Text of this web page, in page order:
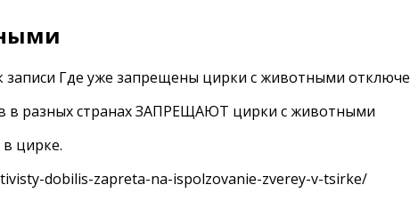
записи Где уже запрещены цирки с животными
в разных странах ЗАПРЕЩАЮТ цирки с животными
цирке.
dobilis-zapreta-na-ispolzovanie-zverey-v-tsirke/